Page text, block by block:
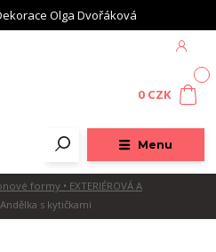
Olga Dvořáková
Menu
0 CZK
formy • EXTERIÉROVÁ A
s kytičkami